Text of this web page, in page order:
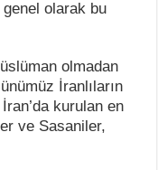
genel olarak bu
olmadan
İranlıların
kurulan en
ve Sasaniler,